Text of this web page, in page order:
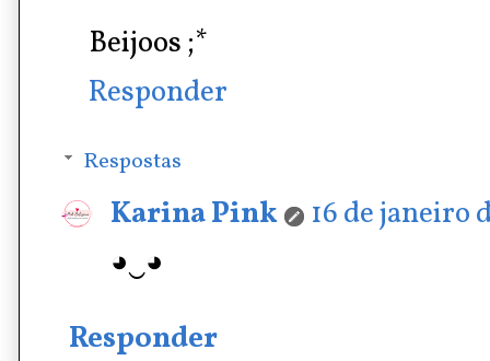
Beijoos ;*
Responder
Respostas
Karina Pink
16 de janeiro
◕‿◕
Responder